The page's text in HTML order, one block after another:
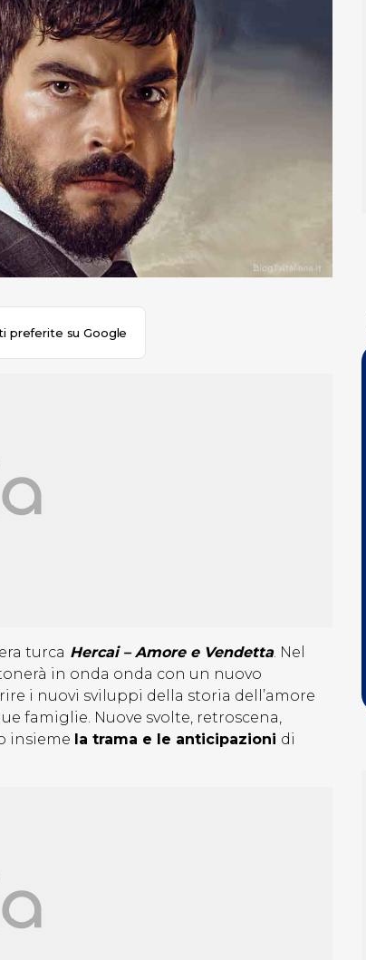
preferite su Google
turca Hercai – Amore e Vendetta. Nel
in onda onda con un nuovo
i nuovi sviluppi della storia dell’amore
famiglie. Nuove svolte, retroscena,
insieme la trama e le anticipazioni di